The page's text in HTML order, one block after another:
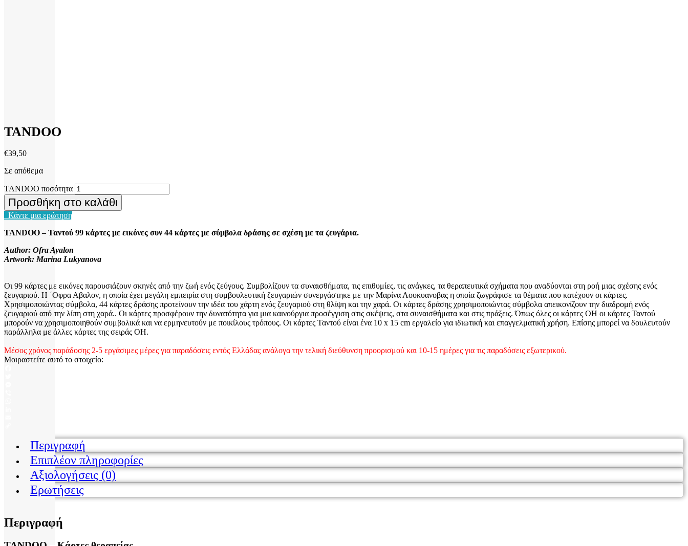
TANDOO
€39,50
Σε απόθεμα
TANDOO ποσότητα
Προσθήκη στο καλάθι
Κάντε μια ερώτηση
TANDOO – Ταντού 99 κάρτες με εικόνες συν 44 κάρτες με σύμβολα δράσης σε σχέση με τα ζευγάρια.
Author: Ofra Ayalon
Artwork: Marina Lukyanova
Οι 99 κάρτες με εικόνες παρουσιάζουν σκηνές από την ζωή ενός ζεύγους. Συμβολίζουν τα συναισθήματα, τις επιθυμίες, τις ανάγκες, τα θεραπευτικά σχήματα που αναδύονται στη ροή μιας σχέσης ενός
ζευγαριού. Η ΄Οφρα Αβαλον, η οποία έχει μεγάλη εμπειρία στη συμβουλευτική ζευγαριών συνεργάστηκε με την Μαρίνα Λουκυανοβας η οποία ζωγράφισε τα θέματα που κατέχουν οι κάρτες.
Χρησιμοποιώντας σύμβολα, 44 κάρτες δράσης προτείνουν την ιδέα του χάρτη ενός ζευγαριού στη θλίψη και την χαρά. Οι κάρτες δράσης χρησιμοποιώντας σύμβολα απεικονίζουν την διαδρομή ενός
ζευγαριού από την λίπη στη χαρά.. Οι κάρτες προσφέρουν την δυνατότητα για μια καινούργια προσέγγιση στις σκέψεις, στα συναισθήματα και στις πράξεις. Όπως όλες οι κάρτες ΟΗ οι κάρτες Ταντού
μπορούν να χρησιμοποιηθούν συμβολικά και να ερμηνευτούν με ποικίλους τρόπους. Οι κάρτες Ταντού είναι ένα 10 x 15 cm εργαλείο για ιδιωτική και επαγγελματική χρήση. Επίσης μπορεί να δουλευτούν
παράλληλα με άλλες κάρτες της σειράς ΟΗ.
Μέσος χρόνος παράδοσης 2-5 εργάσιμες μέρες για παραδόσεις εντός Ελλάδας ανάλογα την τελική διεύθυνση προορισμού και 10-15 ημέρες για τις παραδόσεις εξωτερικού.
Μοιραστείτε αυτό το στοιχείο:
Περιγραφή
Επιπλέον πληροφορίες
Αξιολογήσεις (0)
Ερωτήσεις
Περιγραφή